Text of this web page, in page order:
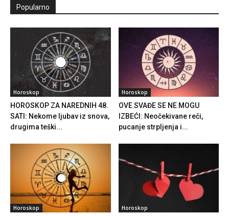
Popularno
Horoskop
HOROSKOP ZA NAREDNIH 48.
SATI: Nekome ljubav iz snova,
drugima teški...
Horoskop
OVE SVAĐE SE NE MOGU
IZBEĆI: Neočekivane reči,
pucanje strpljenja i...
Horoskop Horoskop